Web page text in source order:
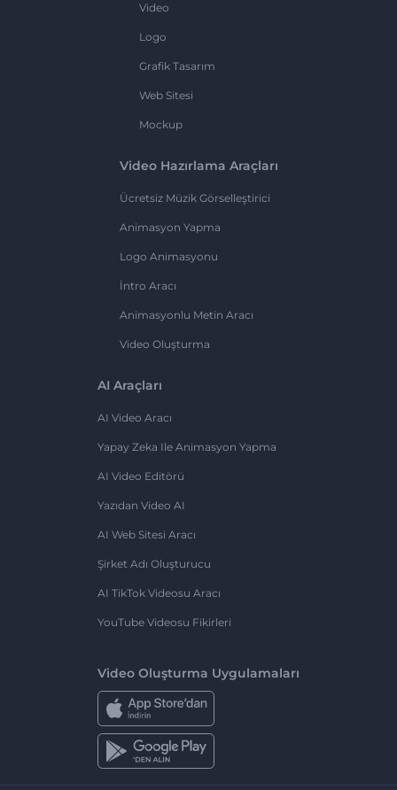
Video
Logo
Grafik Tasarım
Web Sitesi
Mockup
Video Hazırlama Araçları
Ücretsiz Müzik Görselleştirici
Animasyon Yapma
Logo Animasyonu
İntro Aracı
Animasyonlu Metin Aracı
Video Oluşturma
AI Araçları
AI Video Aracı
Yapay Zeka Ile Animasyon Yapma
AI Video Editörü
Yazıdan Video AI
AI Web Sitesi Aracı
Şirket Adı Oluşturucu
AI TikTok Videosu Aracı
YouTube Videosu Fikirleri
Video Oluşturma Uygulamaları